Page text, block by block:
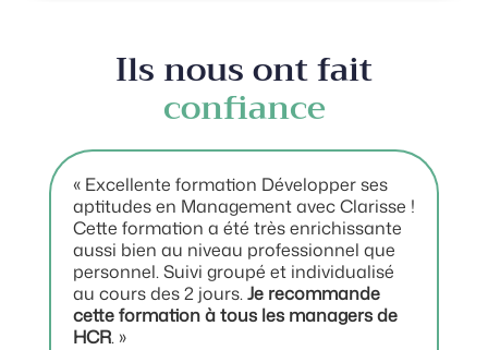
Ils nous ont fait
confiance
« Excellente formation Développer ses
aptitudes en Management avec Clarisse !
Cette formation a été très enrichissante
aussi bien au niveau professionnel que
personnel. Suivi groupé et individualisé
au cours des 2 jours.Je recommande
cette formation à tous les managers de
HCR. »